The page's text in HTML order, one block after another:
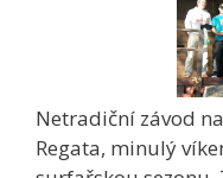
Netradiční závod
Regata, minulý